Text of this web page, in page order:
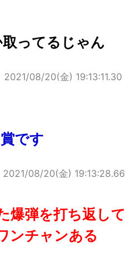
ってるじゃん
2021/08/20(金) 19:13:11.30
です
2021/08/20(金) 19:13:28.66
爆弾を打ち返して
ンチャンある